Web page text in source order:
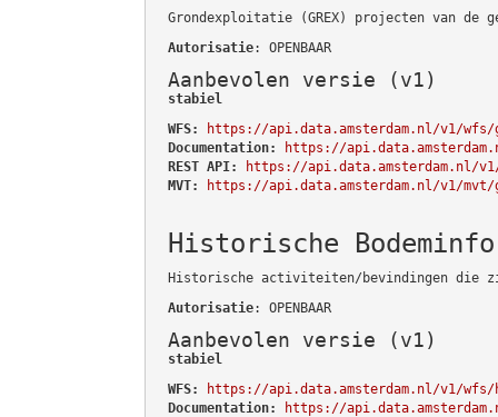
Grondexploitatie (GREX) projecten van de
Autorisatie: OPENBAAR
Aanbevolen versie (v1)
stabiel
WFS:
https://api.data.amsterdam.nl/v1/wfs/
Documentation:
https://
REST API:
https://api.data.amsterdam.nl/
MVT:
https://api.data.amsterdam.nl/v1/mvt/
Historische
Historische activiteiten/bevindingen die
Autorisatie: OPENBAAR
Aanbevolen versie (v1)
stabiel
WFS:
https://api.data.amsterdam.nl/v1/wfs/
Documentation:
https://